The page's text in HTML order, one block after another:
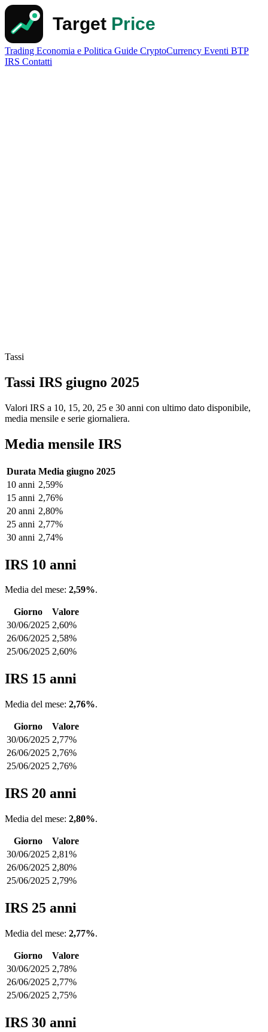
Trading Economia e Politica Guide CryptoCurrency Eventi BTP
IRS Contatti
Tassi
Tassi IRS giugno 2025
Valori IRS a 10, 15, 20, 25 e 30 anni con ultimo dato disponibile,
media mensile e serie giornaliera.
Media mensile IRS
Durata Media giugno 2025
10 anni 2,59%
15 anni 2,76%
20 anni 2,80%
25 anni 2,77%
30 anni 2,74%
IRS 10 anni
Media del mese: 2,59%.
Giorno
Valore
30/06/2025 2,60%
26/06/2025 2,58%
25/06/2025 2,60%
IRS 15 anni
Media del mese: 2,76%.
Giorno
Valore
30/06/2025 2,77%
26/06/2025 2,76%
25/06/2025 2,76%
IRS 20 anni
Media del mese: 2,80%.
Giorno
Valore
30/06/2025 2,81%
26/06/2025 2,80%
25/06/2025 2,79%
IRS 25 anni
Media del mese: 2,77%.
Giorno
Valore
30/06/2025 2,78%
26/06/2025 2,77%
25/06/2025 2,75%
IRS 30 anni